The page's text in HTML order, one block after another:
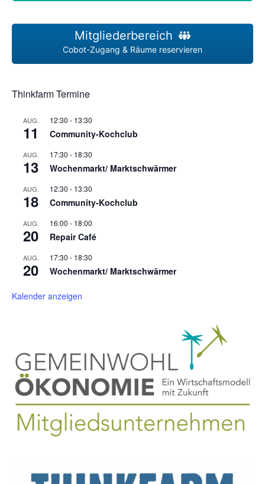
Mitgliederbereich
Cobot-Zugang & Räume reservieren
Thinkfarm Termine
AUG.
11
12:30 - 13:30
Community-Kochclub
AUG.
13
17:30 - 18:30
Wochenmarkt/ Marktschwärmer
AUG.
18
12:30 - 13:30
Community-Kochclub
AUG.
20
16:00 - 18:00
Repair Café
AUG.
20
17:30 - 18:30
Wochenmarkt/ Marktschwärmer
Kalender anzeigen